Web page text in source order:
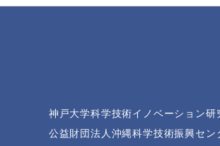
神戸大学科学技術イノベーション研
公益財団法人沖縄科学技術振興セン